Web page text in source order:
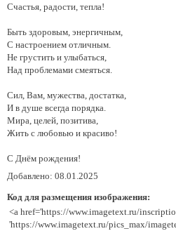
Счастья, радости, тепла!
Быть здоровым, энергичным,
С настроением отличным.
Не грустить и улыбаться,
Над проблемами смеяться.
Сил, Вам, мужества, достатка,
И в душе всегда порядка.
Мира, целей, позитива,
Жить с любовью и красиво!
С Днём рождения!
Добавлено: 08.01.2025
Код для размещения изображения:
<a href='https://www.imagetext.ru/
'https://www.imagetext.ru/pics_max/